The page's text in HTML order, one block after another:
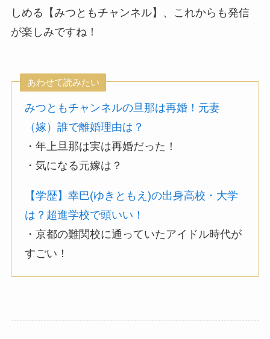
しめる【みつともチャンネル】、これからも発信
が楽しみですね！
あわせて読みたい
みつともチャンネルの旦那は再婚！元妻
（嫁）誰で離婚理由は？
・年上旦那は実は再婚だった！
・気になる元嫁は？
【学歴】幸巴(ゆきともえ)の出身高校・大学
は？超進学校で頭いい！
・京都の難関校に通っていたアイドル時代が
すごい！